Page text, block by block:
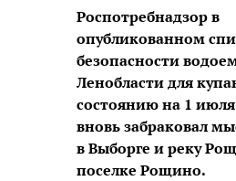
Роспотребнадзор в
опубликованном
безопасности
Ленобласти для
состоянию на 1 июля
вновь забраковал
в Выборге и реку
поселке Рощино.